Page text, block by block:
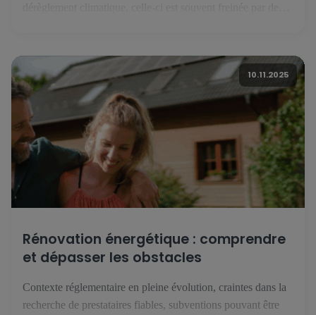
énergétique est un levier majeur de la lutte contre le
dérèglement climatique. C’est ce […]
10.11.2025
Rénovation énergétique : comprendre
et dépasser les obstacles
Contexte réglementaire en pleine évolution, craintes dans la
recherche de prestataires fiables, subventions pouvant être